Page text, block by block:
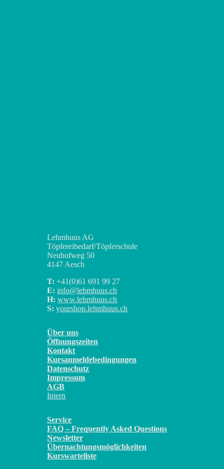
Lehmhuus AG
Töpfereibedarf/Töpferschule
Neuhofweg 50
4147 Aesch
T: +41(0)61 691 99 27
E:info@lehmhuus.ch
H: www.lehmhuus.ch
S:yourshop.lehmhuus.ch
Über uns
Öffnungszeiten
Kontakt
Kursanmeldebedingungen
Datenschutz
Impressum
AGB
Intern
Service
FAQ – Frequently Asked Questions
Newsletter
Übernachtungsmöglichkeiten
Kurswarteliste